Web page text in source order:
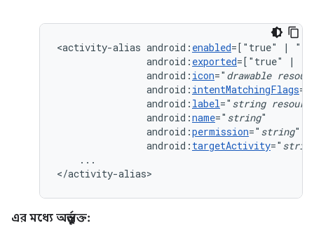
<activity-alias android: enabled=["true"
|
android: exported=["true"
|
android: icon=" drawable
android: intentMatchingFlags
android: label=" string
android:name=" string
android:permission=" string
android: targetActivity="
...
</activity-alias>
এর মধ্যে অন্তর্ভুক্ত: